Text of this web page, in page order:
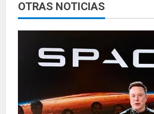
y
d
OTRAS NOTICIAS